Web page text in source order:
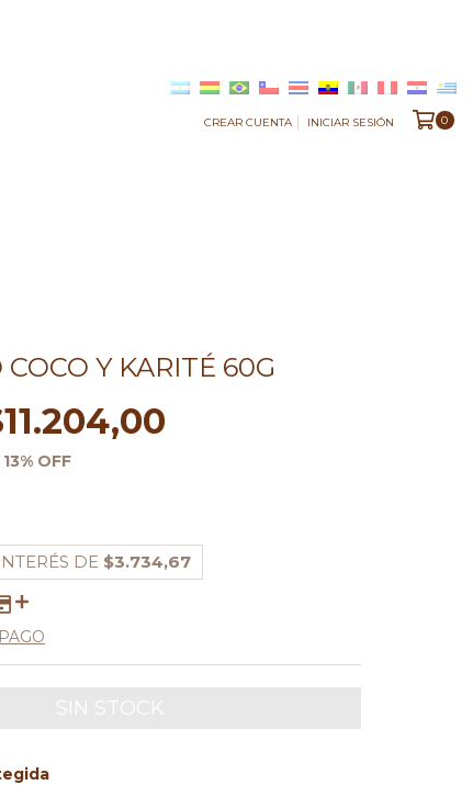
CREAR CUENTA INICIAR SESIÓN 0
Y KARITÉ 60G
13% OFF
DE $3.734,67